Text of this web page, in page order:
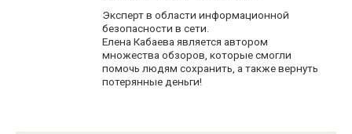
Эксперт в области информационной
безопасности в сети.
Елена Кабаева является автором
множества обзоров, которые смогли
помочь людям сохранить, а также вернуть
потерянные деньги!